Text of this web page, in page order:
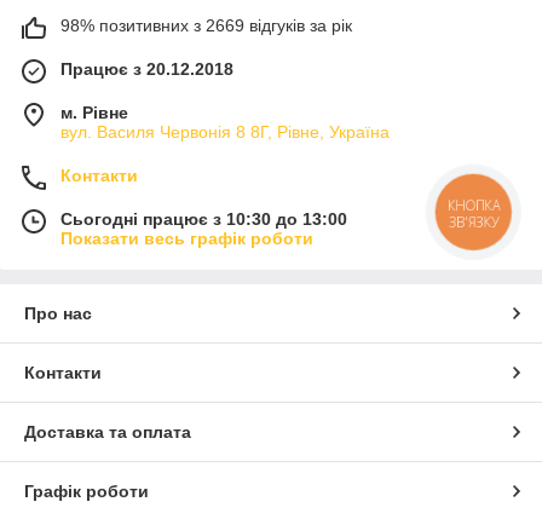
98% позитивних з 2669 відгуків за рік
Працює з 20.12.2018
м. Рівне
вул. Василя Червонія 8 8Г, Рівне, Україна
Контакти
Сьогодні працює з 10:30 до 13:00
Показати весь графік роботи
Про нас
Контакти
Доставка та оплата
Графік роботи
КНОПКА
ЗВ'ЯЗКУ